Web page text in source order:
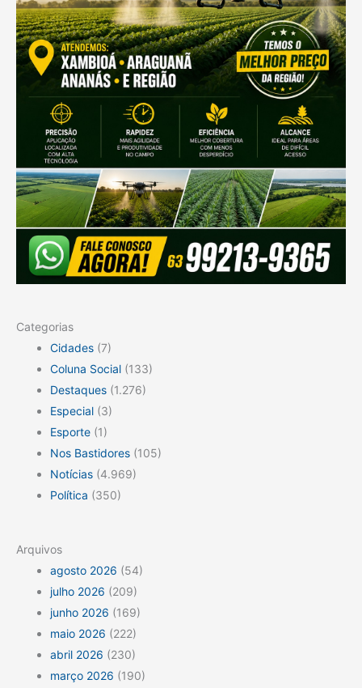
Categorias
Cidades (7)
Coluna Social (133)
Destaques (1.276)
Especial (3)
Esporte (1)
Nos Bastidores (105)
Notícias (4.969)
Política (350)
Arquivos
agosto 2026 (54)
julho 2026 (209)
junho 2026 (169)
maio 2026 (222)
abril 2026 (230)
março 2026 (190)